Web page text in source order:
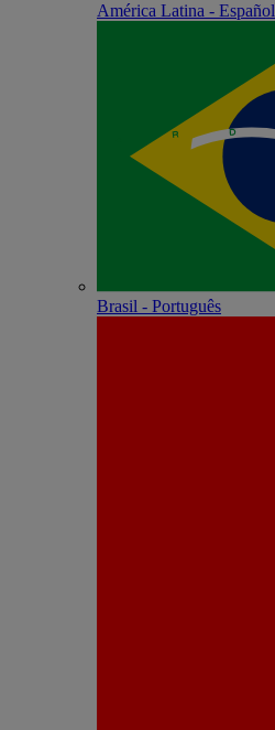
América Latina - Español
Brasil - Português